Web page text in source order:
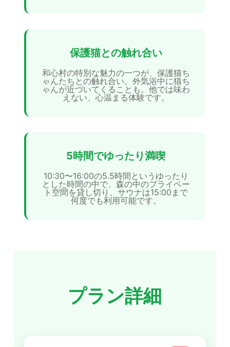
保護猫との触れ合い
和心村の特別な魅力の一つが、保護猫ち
ゃんたちとの触れ合い。外気浴中に猫ち
ゃんが近づいてくることも。他では味わ
えない、心温まる体験です。
5時間でゆったり満喫
10:30〜16:00の5.5時間というゆったり
とした時間の中で、森の中のプライベー
ト空間を貸し切り、サウナは15:00まで
何度でも利用可能です。
プラン詳細